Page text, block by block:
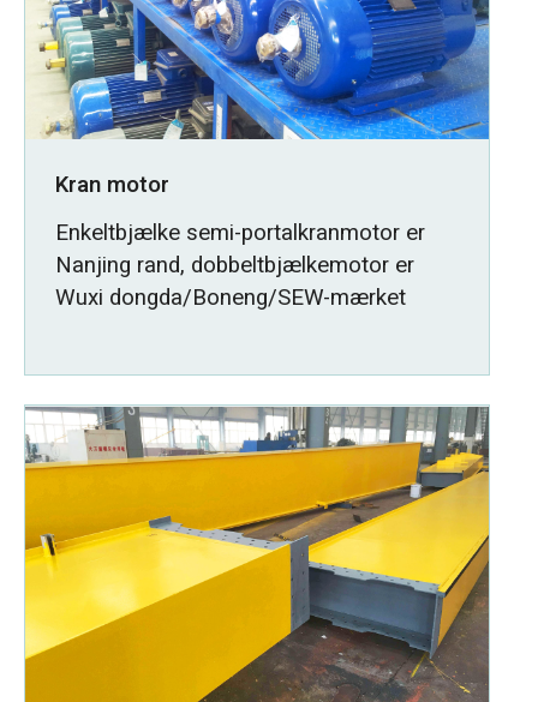
Kran motor
Enkeltbjælke semi-portalkranmotor er
Nanjing rand, dobbeltbjælkemotor er
Wuxi dongda/Boneng/SEW-mærket